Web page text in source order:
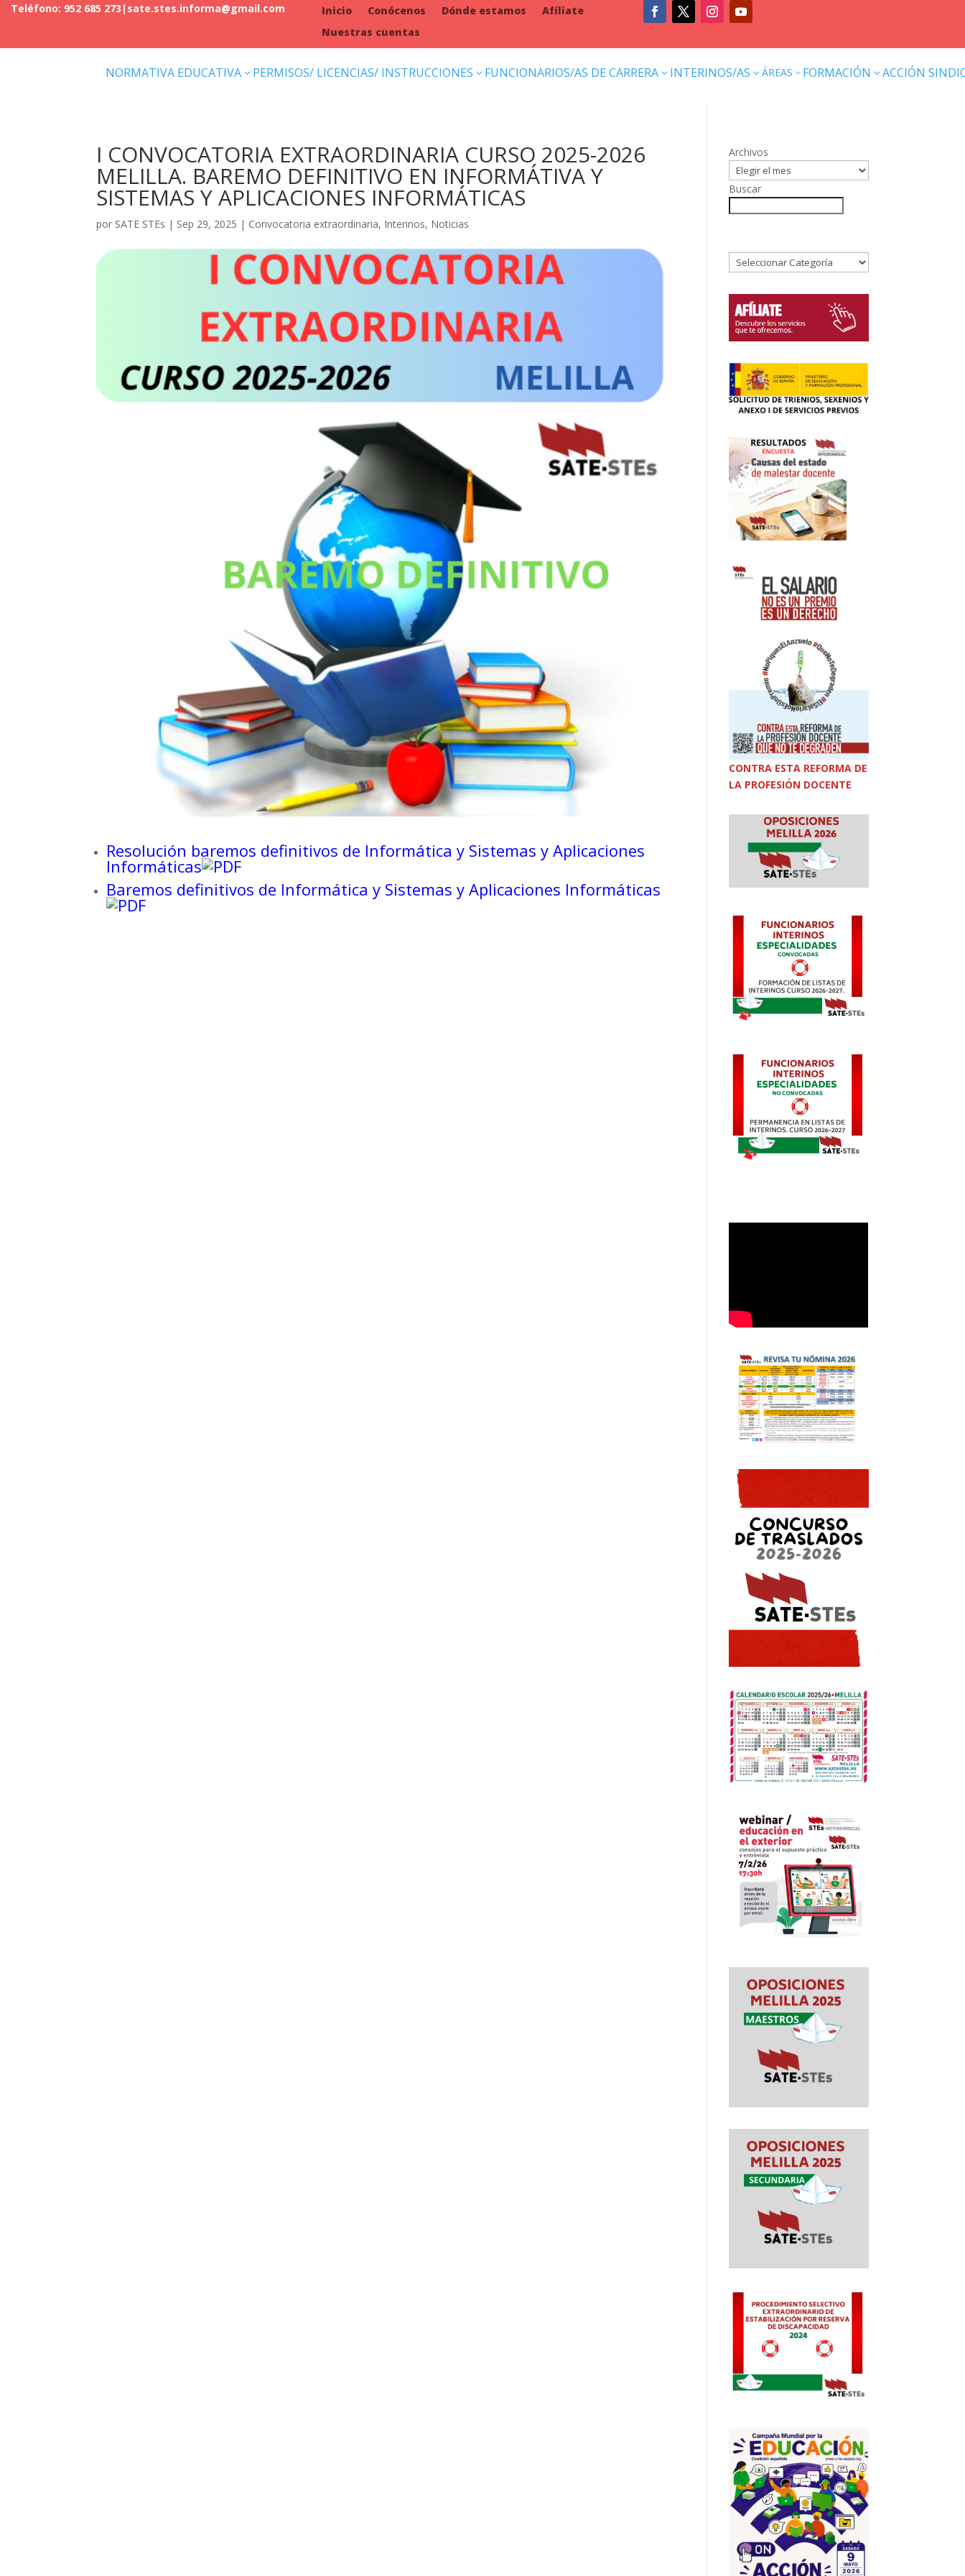
Teléfono: 952 685 273 | sate.stes.informa@gmail.com Inicio Conócenos Dónde estamos
Afíliate
Nuestras cuentas
NORMATIVA EDUCATIVA 3 PERMISOS/ LICENCIAS/ INSTRUCCIONES 3 FUNCIONARIOS/AS DE CARRERA 3 INTERINOS/AS 3ÁREAS 3 FORMACIÓN 3 ACCIÓN
I CONVOCATORIA EXTRAORDINARIA CURSO 2025-2026
MELILLA. BAREMO DEFINITIVO EN INFORMÁTIVA Y
SISTEMAS Y APLICACIONES INFORMÁTICAS
por SATE STEs | Sep 29, 2025 | Convocatoria extraordinaria, Interinos, Noticias
Resolución baremos definitivos de Informática y Sistemas y Aplicaciones
Informáticas
Baremos definitivos de Informática y Sistemas y Aplicaciones Informáticas
Archivos
Buscar
CONTRA ESTA REFORMA DE
LA PROFESIÓN DOCENTE